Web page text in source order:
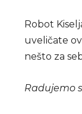
Robot
uveličate
nešto za
Radujemo